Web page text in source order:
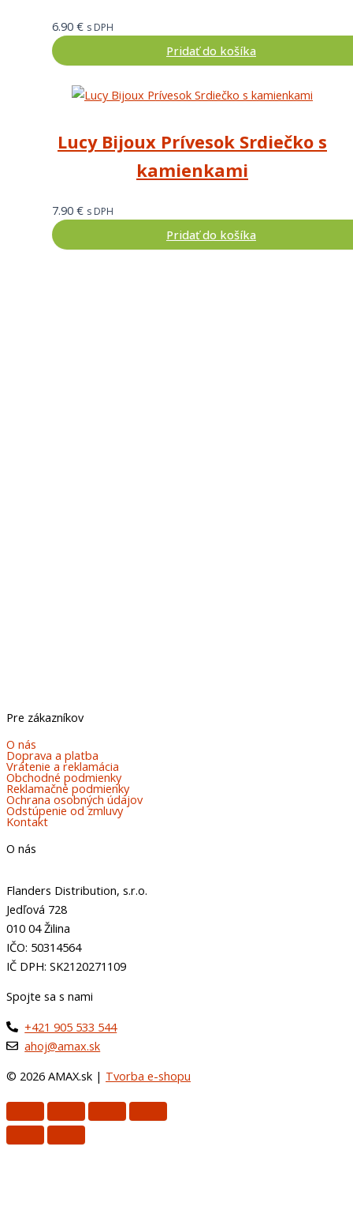
6.90 € s DPH
Pridať do košíka
Lucy Bijoux Prívesok Srdiečko s
kamienkami
7.90 € s DPH
Pridať do košíka
Pre zákazníkov
O nás
Doprava a platba
Vrátenie a reklamácia
Obchodné podmienky
Reklamačné podmienky
Ochrana osobných údajov
Odstúpenie od zmluvy
Kontakt
O nás
Flanders Distribution, s.r.o.
Jedľová 728
010 04 Žilina
IČO: 50314564
IČ DPH: SK2120271109
Spojte sa s nami
+421 905 533 544
ahoj@amax.sk
© 2026 AMAX.sk | Tvorba e-shopu